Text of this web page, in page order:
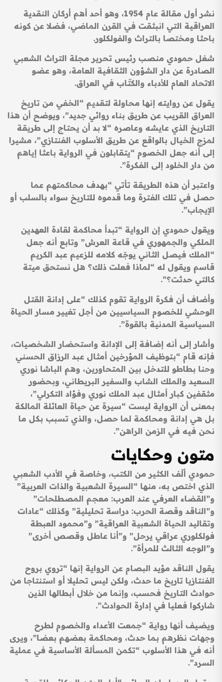
نشر أول مقالة عام 1954، وهو أحد أهم أركان النقدية
العراقية التي انبثقت في القرن الماضي، فضلا عن كونه
باحثا ومختصا بالتراث والفولكلور.
شغل حمودي منصب رئيس تحرير مجلة التراث الشعبي
الصادرة عن دار الشؤون الثقافية العامة، وهو عضو
الاتحاد العام للأدباء والكتّاب في العراق.
يقول عن روايته إنها محاولة لتقديم “الخفي من تاريخ
العراق القريب عن طريق بناء روائي جديد”، ويوضح أن هذا
التاريخ الذي عايشه وعاصره “لا بد أن يحتاج إلى طريقة
لمزج الخيال بالواقع عن طريق الأسلوب الفنتازي”، مشيرا
إلى أنه جعل الخصوم “يتقابلون في الرواية باعثا إياهم
من دار الخلود إلى الفكرة”.
واعتبر أن هذه الطريقة تأتي “بهدف محاكمتهم عما
حصل في تلك الفترة وما قدموه للتاريخ سواء بالسلب أو
الإيجاب”.
ويقول حمودي إن الرواية “تبدأ محاكمة لقادة العهدين
الملكي والجمهوري في قاعة العرش” وتابع أنه جعل
“الملك فيصل الثاني يوجّه كلامه للزعيم عبد الكريم
قاسم ويقول له “لماذا فعلت ذلك؟ هل نستحق ميتة
كالتي حدثت؟”.
وأضاف أن فكرة الرواية تقوم كذلك “على إدانة القتل
الوحشي للخصوم السياسيين من أجل تغيير مسار الحياة
السياسية المدنية بالقوة”.
وأشار إلى أنه إضافة إلى الإدانة واستحضار الشخصيات،
فإنه قام “بتوظيف المؤرخين أمثال عبد الرزاق الحسني
وحنا بطاطو للتدخل بين المتحاورين، وهم الباشا نوري
السعيد والملك الشاب والسفير البريطاني، وبحضور
مثقفين كبار أمثال عبد الملك نوري وفؤاد التكرلي”،
بمعنى أن الرواية ليست “سيرة عن حياة العائلة المالكة
بل هي إدانة ومحاكمة لما حصل، والذي تسبب بكل ما
نحن فيه في الزمن الراهن”.
متون وحكايات
حمودي ألّف الكثير من الكتب، وخاصة في الأدب الشعبي
الذي اختص به، منها “السيرة الشعبية والذات العربية”
و”القضاء العرفي عند العرب: معجم المصطلحات”
و”الناقد وقصة الحرب: دراسة تحليلية” وكذلك “عادات
وتقاليد الحياة الشعبية العراقية” و”محمود العبطة
فولكلوري عراقي يرحل” و”أنا عاطل وقصص أخرى”
و”الوجه الثالث للمرأة”.
يقول الناقد مؤيد البصام عن الرواية إنها “تروي بروح
الفنتازيا تاريخ ما حدث، ولكن ليس تحليلا أو استنتاجا من
حوادث التاريخ فحسب، وإنما من خلال أبطالها الذين
شاركوا فعليا في إدارة الحوادث”.
ويضيف أنها رواية “جمعت الأعداء والخصوم لطرح
وجهات نظرهم بما حدث، ومحاكمة بعضهم بعضا”، ويرى
أنه في هذا الأسلوب “تكمن المسألة الأساسية في عملية
السرد”.